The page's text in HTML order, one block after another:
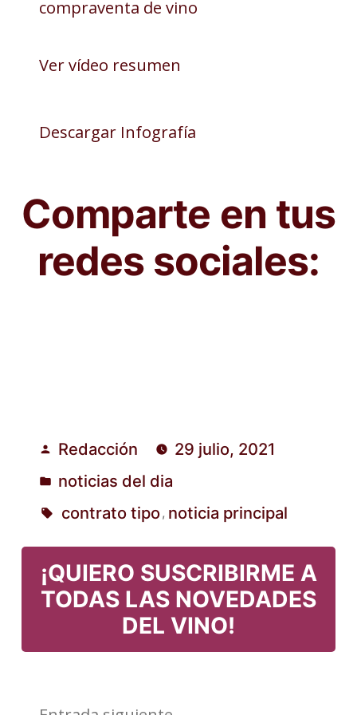
compraventa de vino
Ver vídeo resumen
Descargar Infografía
Comparte en tus
redes sociales:
Publicado
por
Redacción 29 julio, 2021
Publicado
en
noticias del dia
contrato tipo, noticia principal
¡QUIERO SUSCRIBIRME A
TODAS LAS NOVEDADES
DEL VINO!